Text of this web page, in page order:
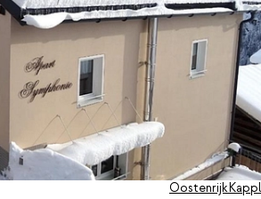
OostenrijkKappl